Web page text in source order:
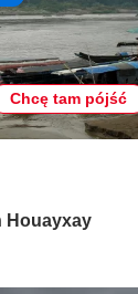
Chcę tam pójść
Houayxay